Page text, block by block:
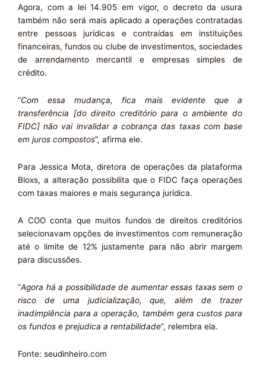
Agora, com a lei 14.905 em vigor, o decreto da usura
também não será mais aplicado a operações contratadas
entre pessoas jurídicas e contraídas em instituições
financeiras, fundos ou clube de investimentos, sociedades
de arrendamento mercantil e empresas simples de
crédito.
“Com essa mudança, fica mais evidente que a
transferência [do direito creditório para o ambiente do
FIDC] não vai invalidar a cobrança das taxas com base
em juros compostos”, afirma ele.
Para Jessica Mota, diretora de operações da plataforma
Bloxs, a alteração possibilita que o FIDC faça operações
com taxas maiores e mais segurança jurídica.
A COO conta que muitos fundos de direitos creditórios
selecionavam opções de investimentos com remuneração
até o limite de 12% justamente para não abrir margem
para discussões.
“Agora há a possibilidade de aumentar essas taxas sem o
risco de uma judicialização, que, além de trazer
inadimplência para a operação, também gera custos para
os fundos e prejudica a rentabilidade”, relembra ela.
Fonte: seudinheiro.com